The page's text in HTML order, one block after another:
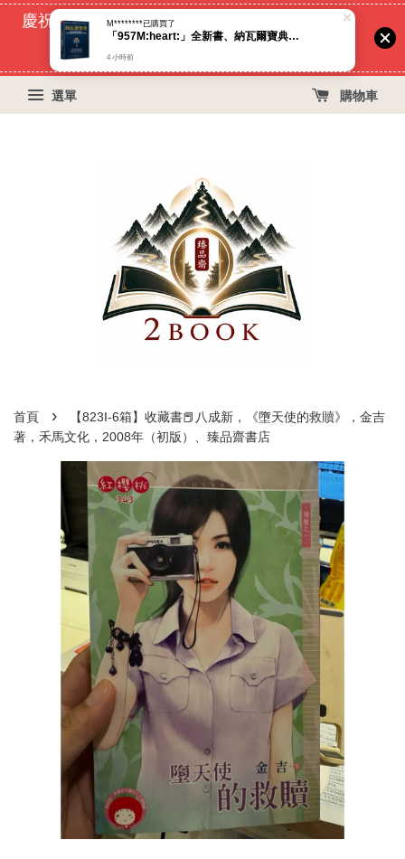
慶祝蝦皮好評過萬！買399免運費, 再立折29元
53天
選單 購物車
首頁 ›
【823I-6箱】收藏書📕八成新，《墮天使的救贖》，金吉
著，禾馬文化，2008年（初版）、臻品齋書店